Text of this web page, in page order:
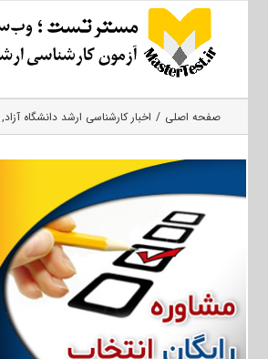
صفحه اصلی اخبار کارشناسی ارشد دانشگاه آزاد